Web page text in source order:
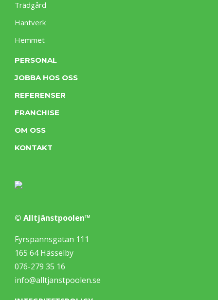
Trädgård
Hantverk
Hemmet
PERSONAL
JOBBA HOS OSS
REFERENSER
FRANCHISE
OM OSS
KONTAKT
© Alltjänstpoolen™
Fyrspannsgatan 111
165 64 Hässelby
076-279 35 16
info@alltjanstpoolen.se